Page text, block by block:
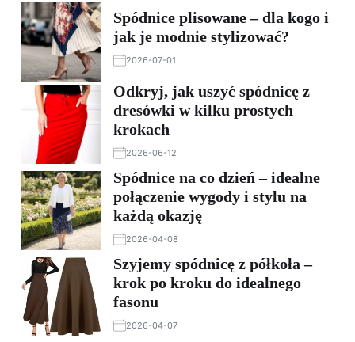
Spódnice plisowane – dla kogo i
jak je modnie stylizować?
2026-07-01
Odkryj, jak uszyć spódnicę z
dresówki w kilku prostych
krokach
2026-06-12
Spódnice na co dzień – idealne
połączenie wygody i stylu na
każdą okazję
2026-04-08
Szyjemy spódnicę z półkoła –
krok po kroku do idealnego
fasonu
2026-04-07